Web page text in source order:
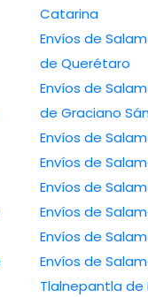
Catarina
Envíos de
de Querétaro
Envíos de
de Graciano
Envíos de
Envíos de
Envíos de
Envíos de
Envíos de
Envíos de
Tlalnepantla de